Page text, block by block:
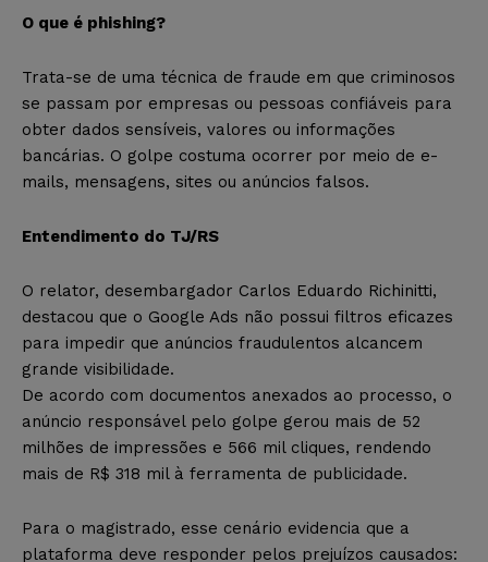
O que é phishing?
Trata-se de uma técnica de fraude em que criminosos
se passam por empresas ou pessoas confiáveis para
obter dados sensíveis, valores ou informações
bancárias. O golpe costuma ocorrer por meio de e-
mails, mensagens, sites ou anúncios falsos.
Entendimento do TJ/RS
O relator, desembargador Carlos Eduardo Richinitti,
destacou que o Google Ads não possui filtros eficazes
para impedir que anúncios fraudulentos alcancem
grande visibilidade.
De acordo com documentos anexados ao processo, o
anúncio responsável pelo golpe gerou mais de 52
milhões de impressões e 566 mil cliques, rendendo
mais de R$ 318 mil à ferramenta de publicidade.
Para o magistrado, esse cenário evidencia que a
plataforma deve responder pelos prejuízos causados: